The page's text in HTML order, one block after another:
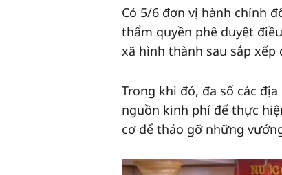
Có 5/6 đơn vị hành chính
thẩm quyền phê duyệt
xã hình thành sau sắp
Trong khi đó, đa số các
nguồn kinh phí để thực
cơ để tháo gỡ những